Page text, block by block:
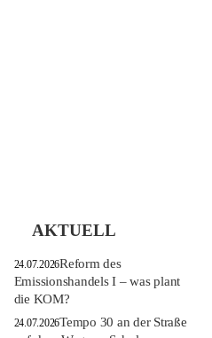
AKTUELL
24.07.2026Reform des
Emissionshandels I – was plant
die KOM?
24.07.2026Tempo 30 an der Straße